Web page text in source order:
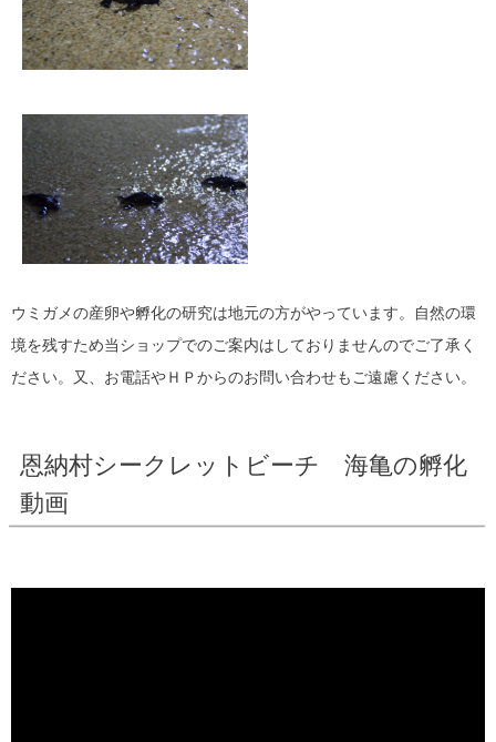
ウミガメの産卵や孵化の研究は地元の方がやっています。自然の環
境を残すため当ショップでのご案内はしておりませんのでご了承く
ださい。又、お電話やＨＰからのお問い合わせもご遠慮ください。
恩納村シークレットビーチ 海亀の孵化
動画